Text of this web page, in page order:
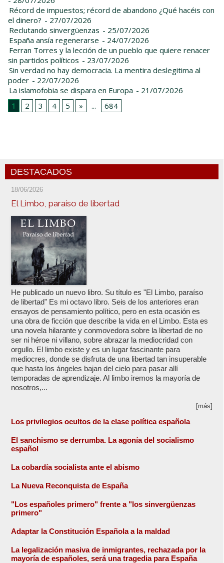
Récord de impuestos; récord de abandono ¿Qué hacéis con
el dinero? - 27/07/2026
Reclutando sinvergüenzas - 25/07/2026
España ansía regenerarse - 24/07/2026
Ferran Torres y la lección de un pueblo que quiere renacer
sin partidos políticos - 23/07/2026
Sin verdad no hay democracia. La mentira deslegitima al
poder - 22/07/2026
La islamofobia se dispara en Europa - 21/07/2026
1
2 3 4 5 » ... 684
DESTACADOS
18/06/2026
El Limbo, paraíso de libertad
He publicado un nuevo libro. Su título es "El Limbo, paraíso
de libertad" Es mi octavo libro. Seis de los anteriores eran
ensayos de pensamiento político, pero en esta ocasión es
una obra de ficción que describe la vida en el Limbo. Esta es
una novela hilarante y conmovedora sobre la libertad de no
ser ni héroe ni villano, sobre abrazar la mediocridad con
orgullo. El limbo existe y es un lugar fascinante para
mediocres, donde se disfruta de una libertad tan insuperable
que hasta los ángeles bajan del cielo para pasar allí
temporadas de aprendizaje. Al limbo iremos la mayoría de
nosotros,...
[más]
Los privilegios ocultos de la clase política española
El sanchismo se derrumba. La agonía del socialismo
español
La cobardía socialista ante el abismo
La Nueva Reconquista de España
"Los españoles primero" frente a "los sinvergüenzas
primero"
Adaptar la Constitución Española a la maldad
La legalización masiva de inmigrantes, rechazada por la
mayoría de españoles, será una tragedia para España